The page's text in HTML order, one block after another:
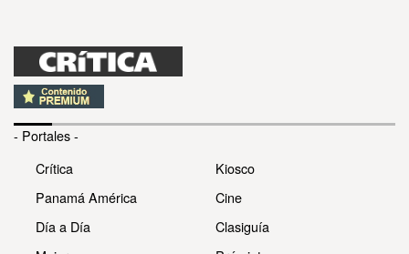
- Portales -
Crítica
Panamá América
Día a Día
Kiosco
Cine
Clasiguía